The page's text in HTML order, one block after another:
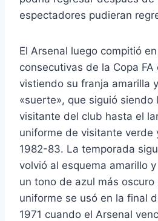
espectadores pudieran
El Arsenal luego compitió
consecutivas de la Copa
vistiendo su franja amarilla
«suerte», que siguió siendo
visitante del club hasta el
uniforme de visitante verde
1982-83. La temporada
volvió al esquema amarillo
un tono de azul más oscuro
uniforme se usó en la final
1971 cuando el Arsenal